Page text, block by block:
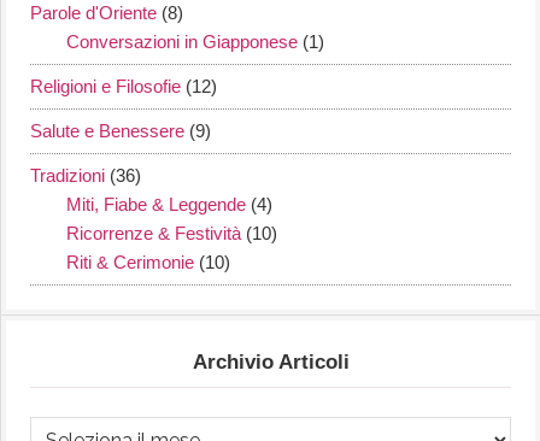
Parole d'Oriente (8)
Conversazioni in Giapponese (1)
Religioni e Filosofie (12)
Salute e Benessere (9)
Tradizioni (36)
Miti, Fiabe & Leggende (4)
Ricorrenze & Festività (10)
Riti & Cerimonie (10)
Archivio Articoli
Archivio